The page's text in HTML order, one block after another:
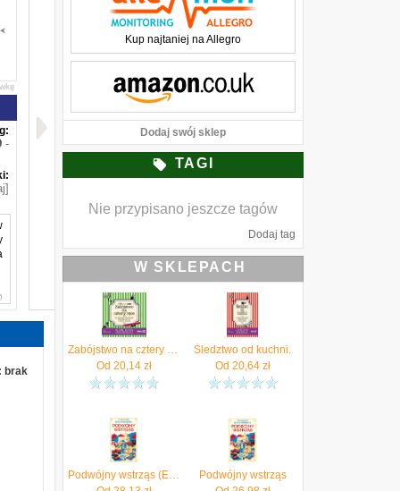
-
brak
Kup najtaniej na Allegro
Dodaj swój sklep
TAGI
Nie przypisano jeszcze tagów
Dodaj tag
W SKLEPACH
Zabójstwo na cztery ręce - Karolina Morawiecka [AUDIOBOOK]
Od 20,14zł
Śledztwo od kuchni.
Od 20,64zł
Podwójny wstrząs (EBOOK)
Podwójny wstrząs